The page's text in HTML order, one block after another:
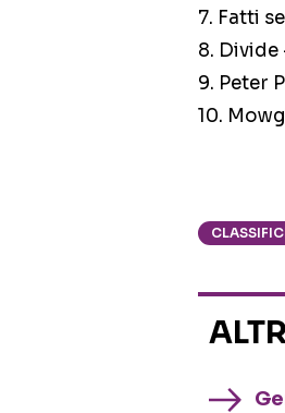
7. Fatti
8. Divide
9. Peter
10.